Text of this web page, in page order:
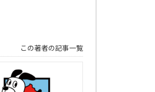
この著者の記事一覧